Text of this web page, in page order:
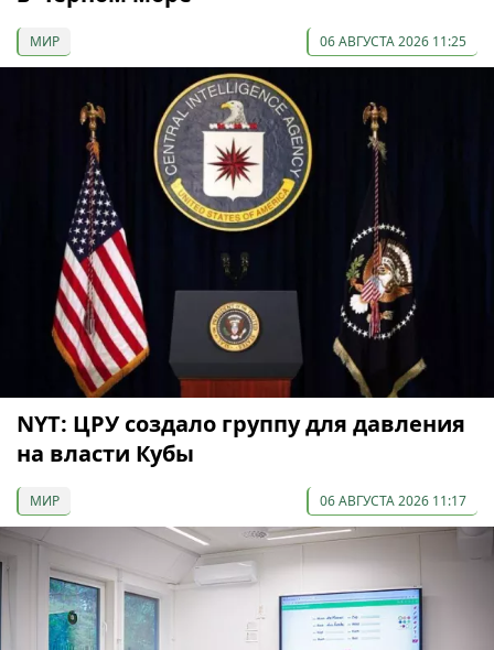
МИР 06 АВГУСТА 2026 11:25
NYT: ЦРУ создало группу для давления
на власти Кубы
МИР 06 АВГУСТА 2026 11:17